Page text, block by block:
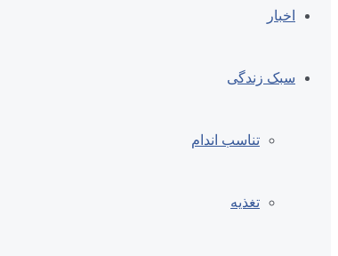
اخبار
سبک زندگی
تناسب اندام
تغذیه